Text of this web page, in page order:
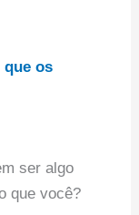
que os
ser algo
que você?